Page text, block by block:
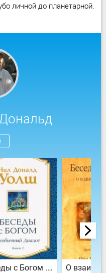
личной до планетарной.
Беседы с Богом . Книга 3